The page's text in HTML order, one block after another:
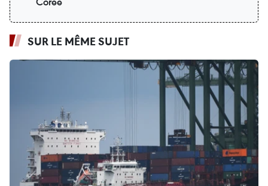
SUR LE MÊME SUJET